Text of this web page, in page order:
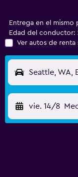
Entrega en el mismo
Edad del conductor:
Ver autos de renta
vie. 14/8